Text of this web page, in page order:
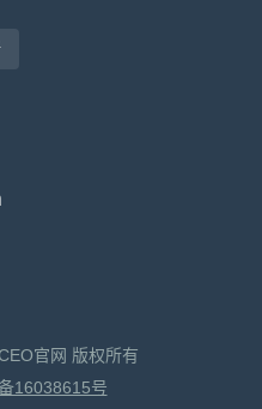
官网 版权所有
16038615号